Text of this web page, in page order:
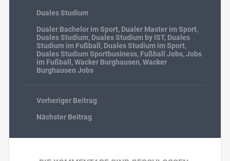
Duales Studium
Dualer Bachelor im Sport, Dualer Master im Sport,
Duales Studium, Duales Studium by IST, Duales
Studium im Fußball, Duales Studium im Sport,
Duales Studium Sportbusiness, Fußball Jobs,Jobs
im Fußball,Wacker Burghausen,Wacker
Burghausen Jobs
Vorheriger Beitrag
Nächster Beitrag